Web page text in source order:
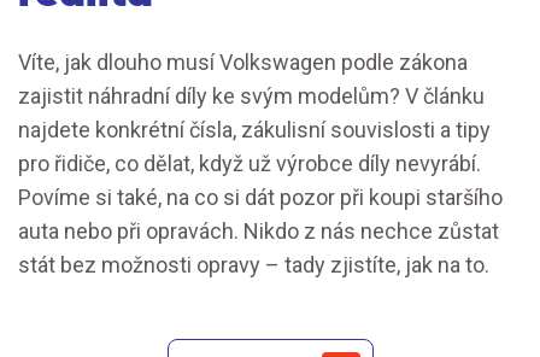
Víte, jak dlouho musí Volkswagen podle zákona
zajistit náhradní díly ke svým modelům? V článku
najdete konkrétní čísla, zákulisní souvislosti a tipy
pro řidiče, co dělat, když už výrobce díly nevyrábí.
Povíme si také, na co si dát pozor při koupi staršího
auta nebo při opravách. Nikdo z nás nechce zůstat
stát bez možnosti opravy – tady zjistíte, jak na to.